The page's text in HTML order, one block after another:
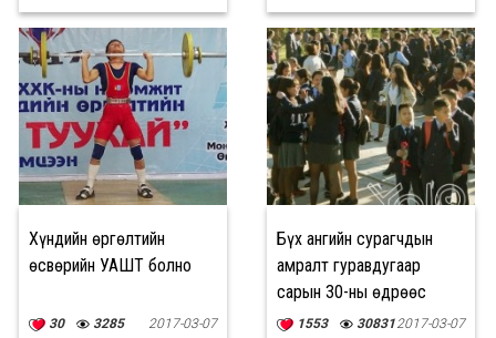
Хүндийн өргөлтийн
өсвөрийн УАШТ болно
30 3285 2017-03-07
Бүх ангийн сурагчдын
амралт гуравдугаар
сарын 30-ны өдрөөс
эхэлнэ
1553 308312017-03-07